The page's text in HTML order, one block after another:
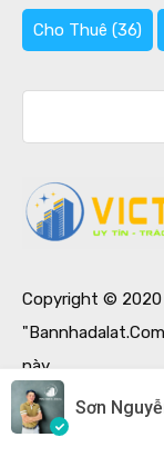
Cho Thuê (36)
Copyright © 2020
này.
Sơn